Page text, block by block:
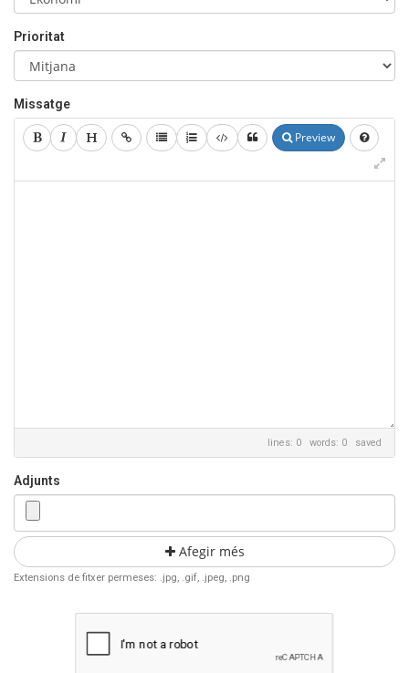
Prioritat
Missatge
Preview
lines: 0 words: 0 saved
Adjunts
Afegir més
Extensions de fitxer permeses: .jpg, .gif, .jpeg, .png